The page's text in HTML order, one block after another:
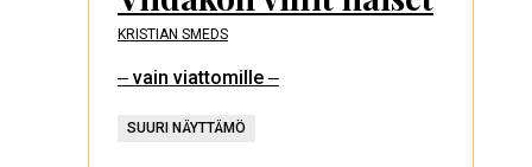
KRISTIAN SMEDS
‒ vain viattomille ‒
SUURI NÄYTTÄMÖ